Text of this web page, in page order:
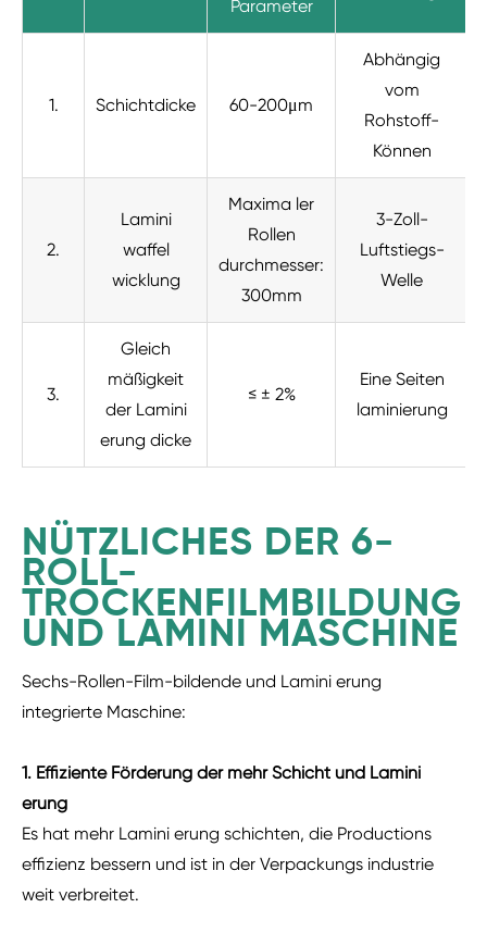
Parameter
1. Schichtdicke 60-200μm
Abhängig
vom
Rohstoff-
Können
2.
Lamini
waffel
wicklung
Maxima ler
Rollen
durchmesser:
300mm
3-Zoll-
Luftstiegs-
Welle
3.
Gleich
mäßigkeit
der Lamini
erung dicke
≤ ± 2%
Eine Seiten
laminierung
NÜTZLICHES DER 6-
ROLL-
TROCKENFILMBILDUNG
UND LAMINI MASCHINE
Sechs-Rollen-Film-bildende und Lamini erung
integrierte Maschine:
1. Effiziente Förderung der mehr Schicht und Lamini
erung
Es hat mehr Lamini erung schichten, die Productions
effizienz bessern und ist in der Verpackungs industrie
weit verbreitet.